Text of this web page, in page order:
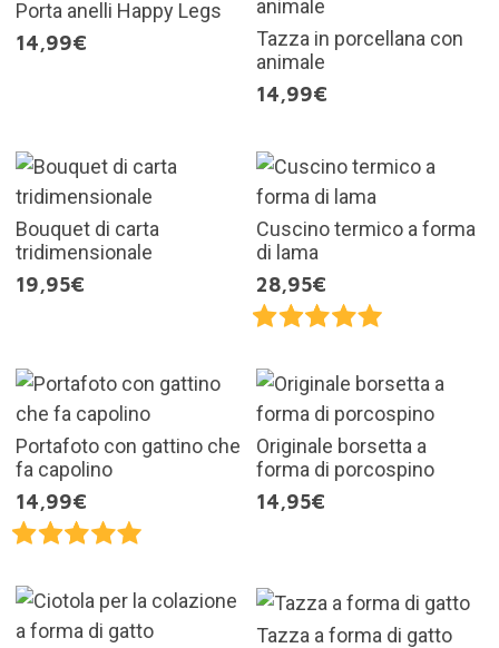
Porta anelli Happy Legs
14,99€
Tazza in porcellana con
animale
14,99€
Bouquet di carta
tridimensionale
19,95€
Cuscino termico a forma
di lama
28,95€
Portafoto con gattino che
fa capolino
14,99€
Originale borsetta a
forma di porcospino
14,95€
Tazza a forma di gatto